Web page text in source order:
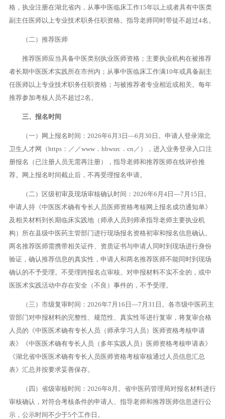
格，执业注册在湖北省内，从事中医临床工作15年以上或者具有中医类
副主任医师以上专业技术职务任职资格。指导老师同时带徒不超过4名。
（二）推荐医师
推荐医师应当具备中医类别执业医师资格；主要执业机构在被推荐
者长期中医医术实践所在市州内；从事中医临床工作满10年或具备副主
任医师以上专业技术职务任职资格；与被推荐者专业相近或相关。每年
推荐参加考核人员不超过2名。
三、报名时间
（一）网上报名时间：2026年6月3日—6月30日。申请人登录湖北
卫生人才网（https：／／www．hbwsrc．cn／），进入业务登录入口注
册报名（已注册人员无需再注册），指导老师和推荐医师在线评价推
荐。网上报名时间截止后，不再受理报名申请。
（二）区级初审及现场审核确认时间：2026年6月4日—7月15日。
申请人持《中医医术确有专长人员医师资格考核网上报名成功通知单》
及相关材料到长期临床实践地（师承人员到师承指导老师主要执业机
构）所在县级中医药主管部门进行现场报名资格初审和报名信息确认。
两名推荐医师需携带相关证件、资质证书与申请人同时到现场进行身份
验证，确认推荐信息的真实性，申请人和两名推荐医师不能同时到现场
确认的不予受理。不受理跨报名点审核。对申报材料不实不全的，或中
医医术实践活动中存在安全（不良）事件的，不予受理。
（三）市级复审时间：2026年7月16日—7月31日。各市级中医药主
管部门对申报材料的完整性、规范性、真实性等进行复审，将复审合格
人员的《中医医术确有专长人员（师承学习人员）医师资格考核申请
表》《中医医术确有专长人员（多年实践人员）医师资格考核申请表》
《湖北省中医医术确有专长人员医师资格考核审核通过人员信息汇总
表》汇总并按要求妥善保存。
（四）省级审核时间：2026年8月。省中医药管理局对报名材料进行
审核确认，对符合考核条件的申请人、指导老师和推荐医师信息进行公
示，公示时间不少于5个工作日。